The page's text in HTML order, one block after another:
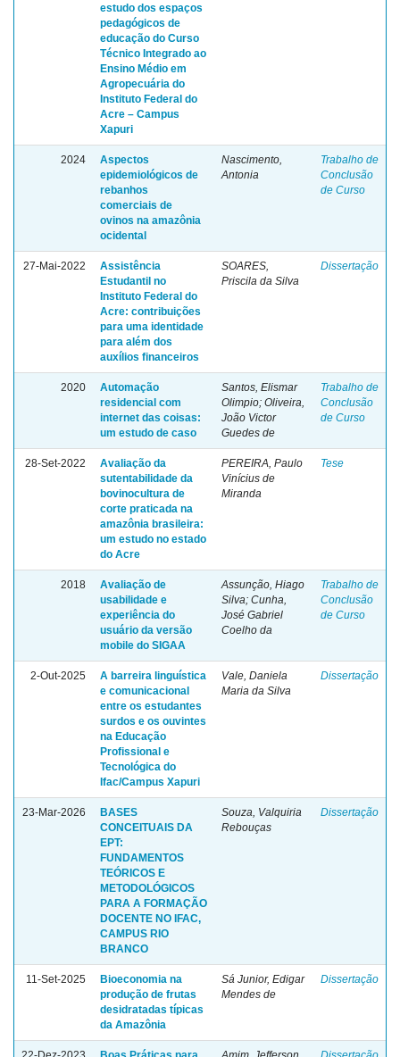
estudo dos espaços
pedagógicos de
educação do Curso
Técnico Integrado ao
Ensino Médio em
Agropecuária do
Instituto Federal do
Acre – Campus
Xapuri
2024
Aspectos
epidemiológicos de
rebanhos
comerciais de
ovinos na amazônia
ocidental
Nascimento,
Antonia
Trabalho de
Conclusão
de Curso
27-Mai-2022
Assistência
Estudantil no
Instituto Federal do
Acre: contribuições
para uma identidade
para além dos
auxílios financeiros
SOARES,
Priscila da Silva
Dissertação
2020
Automação
residencial com
internet das coisas:
um estudo de caso
Santos, Elismar
Olimpio; Oliveira,
João Victor
Guedes de
Trabalho de
Conclusão
de Curso
28-Set-2022
Avaliação da
sutentabilidade da
bovinocultura de
corte praticada na
amazônia brasileira:
um estudo no estado
do Acre
PEREIRA, Paulo
Vinícius de
Miranda
Tese
2018
Avaliação de
usabilidade e
experiência do
usuário da versão
mobile do SIGAA
Assunção, Hiago
Silva; Cunha,
José Gabriel
Coelho da
Trabalho de
Conclusão
de Curso
2-Out-2025
A barreira linguística
e comunicacional
entre os estudantes
surdos e os ouvintes
na Educação
Profissional e
Tecnológica do
Ifac/Campus Xapuri
Vale, Daniela
Maria da Silva
Dissertação
23-Mar-2026
BASES
CONCEITUAIS DA
EPT:
FUNDAMENTOS
TEÓRICOS E
METODOLÓGICOS
PARA A FORMAÇÃO
DOCENTE NO IFAC,
CAMPUS RIO
BRANCO
Souza, Valquiria
Rebouças
Dissertação
11-Set-2025
Bioeconomia na
produção de frutas
desidratadas típicas
da Amazônia
Sá Junior, Edigar
Mendes de
Dissertação